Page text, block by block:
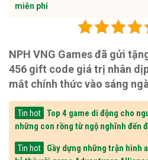
miễn phí
NPH VNG Games đã gửi
456 gift code giá trị nhân
mắt chính thức vào sáng
Tin hot
Top 4 game di động cho
những con rồng từ ngộ nghĩnh đến
Tin hot
Gầy dựng những trận hình